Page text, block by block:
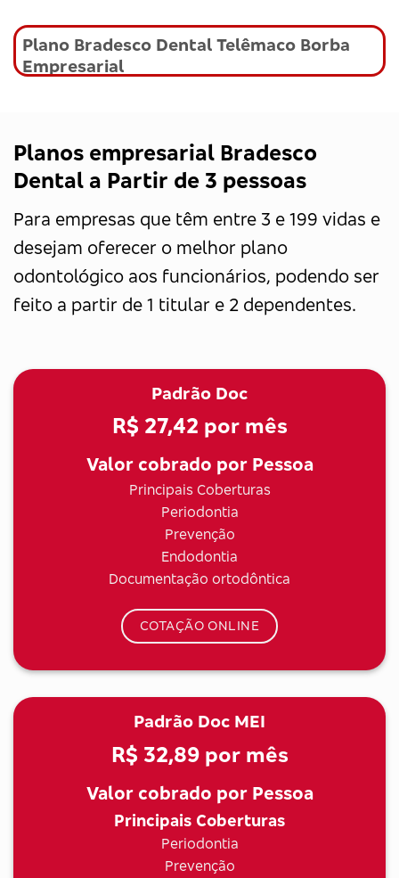
Plano Bradesco Dental Telêmaco Borba
Empresarial
Planos empresarial Bradesco
Dental a Partir de 3 pessoas
Para empresas que têm entre 3 e 199 vidas e
desejam oferecer o melhor plano
odontológico aos funcionários, podendo ser
feito a partir de 1 titular e 2 dependentes.
Padrão Doc
R$ 27,42 por mês
Valor cobrado por Pessoa
Principais Coberturas
Periodontia
Prevenção
Endodontia
Documentação ortodôntica
COTAÇÃO ONLINE
Padrão Doc MEI
R$ 32,89por mês
Valor cobrado por Pessoa
Principais Coberturas
Periodontia
Prevenção